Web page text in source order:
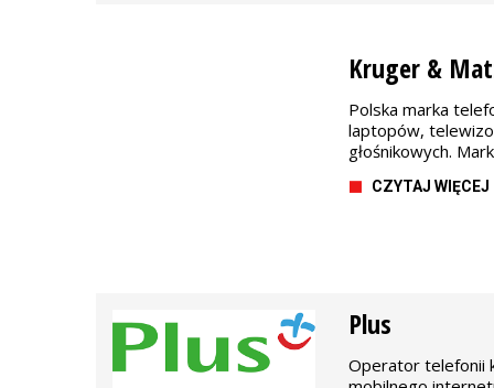
Kruger &
Polska marka
laptopów,
głośnikowych.
CZYTAJ WIĘCEJ
Plus
Operator telefonii